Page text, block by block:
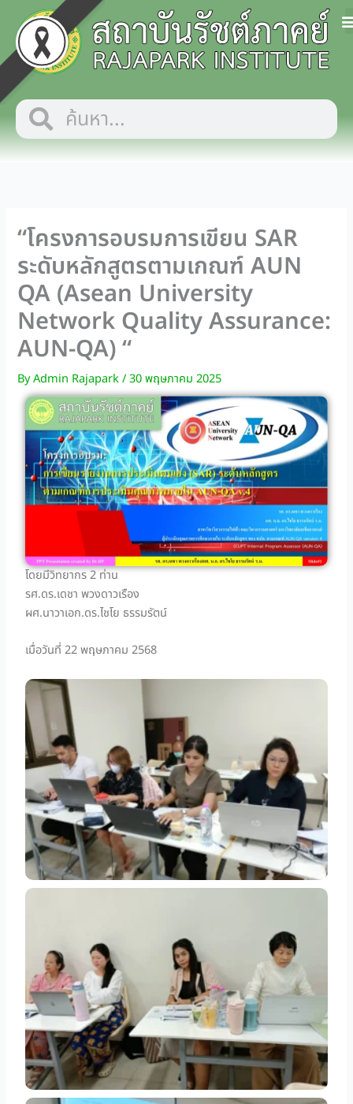
content
Search Search
“โครงการอบรมการเขียน SAR
ระดับหลักสูตรตามเกณฑ์ AUN
QA (Asean University
Network Quality Assurance:
AUN-QA) “
ByAdmin Rajapark/30 พฤษภาคม 2025
โดยมีวิทยากร 2 ท่าน
รศ.ดร.เดชา พวงดาวเรือง
ผศ.นาวาเอก.ดร.ไชโย ธรรมรัตน์
เมื่อวันที่ 22 พฤษภาคม 2568